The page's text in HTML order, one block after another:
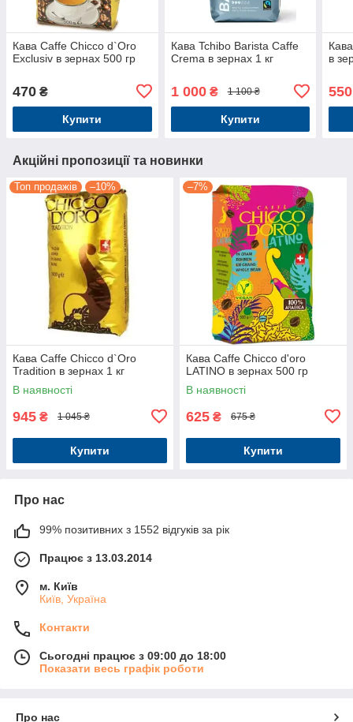
Кава Caffe Chicco d`Oro
Exclusiv в зернах 500 гр
470 ₴
Купити
Кава Tchibo Barista Caffe
Crema в зернах 1 кг
1 000₴ 1 100 ₴
Купити
в
550
Акційні пропозиції та новинки
Топ продажів –10%
Кава Caffe Chicco d`Oro
Tradition в зернах 1 кг
В наявності
945 ₴ 1 045 ₴
Купити
–7%
Кава Caffe Chicco d'oro
LATINO в зернах 500 гр
В наявності
625 ₴ 675 ₴
Купити
Про нас
99% позитивних з 1552 відгуків за рік
Працює з 13.03.2014
м. Київ
Київ, Україна
Контакти
Сьогодні працює з 09:00 до 18:00
Показати весь графік роботи
Про нас